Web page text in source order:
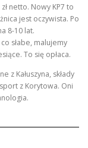
netto. Nowy KP7 to
jest oczywista. Po
8-10 lat.
słabe, malujemy
To się opłaca.
z Kałuszyna, składy
z Korytowa. Oni